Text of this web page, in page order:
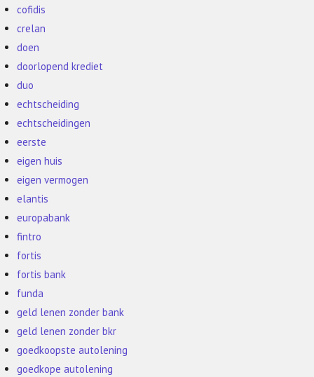
cofidis
crelan
doen
doorlopend krediet
duo
echtscheiding
echtscheidingen
eerste
eigen huis
eigen vermogen
elantis
europabank
fintro
fortis
fortis bank
funda
geld lenen zonder bank
geld lenen zonder bkr
goedkoopste autolening
goedkope autolening